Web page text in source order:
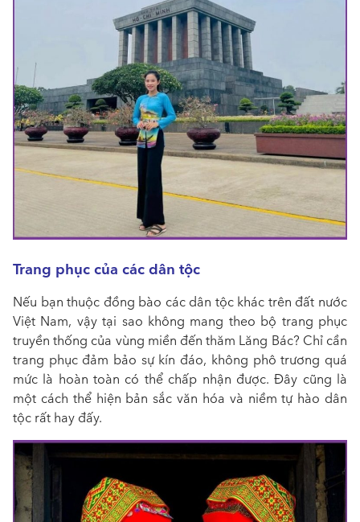
Trang phục của các dân tộc
Nếu bạn thuộc đồng bào các dân tộc khác trên đất nước
Việt Nam, vậy tại sao không mang theo bộ trang phục
truyền thống của vùng miền đến thăm Lăng Bác? Chỉ cần
trang phục đảm bảo sự kín đáo, không phô trương quá
mức là hoàn toàn có thể chấp nhận được. Đây cũng là
một cách thể hiện bản sắc văn hóa và niềm tự hào dân
tộc rất hay đấy.